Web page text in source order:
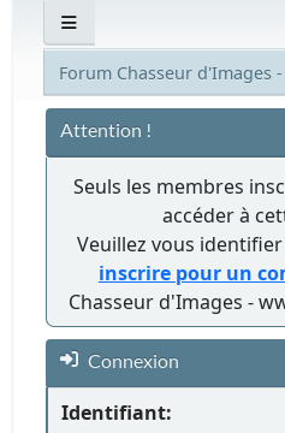
Forum Chasseur d'Images
Attention !
Seuls les membres
accéder à
Veuillez vous
inscrire pour un
Chasseur d'Images -
Connexion
Identifiant: